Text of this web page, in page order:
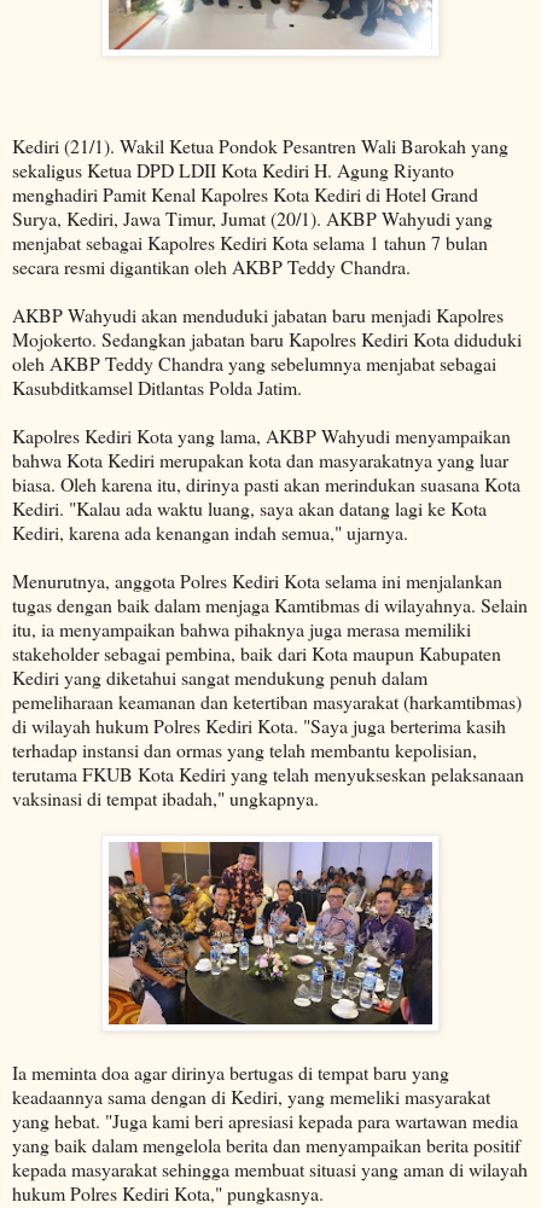
Kediri (21/1). Wakil Ketua Pondok Pesantren Wali Barokah yang
sekaligus Ketua DPD LDII Kota Kediri H. Agung Riyanto
menghadiri Pamit Kenal Kapolres Kota Kediri di Hotel Grand
Surya, Kediri, Jawa Timur, Jumat (20/1). AKBP Wahyudi yang
menjabat sebagai Kapolres Kediri Kota selama 1 tahun 7 bulan
secara resmi digantikan oleh AKBP Teddy Chandra.
AKBP Wahyudi akan menduduki jabatan baru menjadi Kapolres
Mojokerto. Sedangkan jabatan baru Kapolres Kediri Kota diduduki
oleh AKBP Teddy Chandra yang sebelumnya menjabat sebagai
Kasubditkamsel Ditlantas Polda Jatim.
Kapolres Kediri Kota yang lama, AKBP Wahyudi menyampaikan
bahwa Kota Kediri merupakan kota dan masyarakatnya yang luar
biasa. Oleh karena itu, dirinya pasti akan merindukan suasana Kota
Kediri. "Kalau ada waktu luang, saya akan datang lagi ke Kota
Kediri, karena ada kenangan indah semua," ujarnya.
Menurutnya, anggota Polres Kediri Kota selama ini menjalankan
tugas dengan baik dalam menjaga Kamtibmas di wilayahnya. Selain
itu, ia menyampaikan bahwa pihaknya juga merasa memiliki
stakeholder sebagai pembina, baik dari Kota maupun Kabupaten
Kediri yang diketahui sangat mendukung penuh dalam
pemeliharaan keamanan dan ketertiban masyarakat (harkamtibmas)
di wilayah hukum Polres Kediri Kota. "Saya juga berterima kasih
terhadap instansi dan ormas yang telah membantu kepolisian,
terutama FKUB Kota Kediri yang telah menyukseskan pelaksanaan
vaksinasi di tempat ibadah," ungkapnya.
Ia meminta doa agar dirinya bertugas di tempat baru yang
keadaannya sama dengan di Kediri, yang memeliki masyarakat
yang hebat. "Juga kami beri apresiasi kepada para wartawan media
yang baik dalam mengelola berita dan menyampaikan berita positif
kepada masyarakat sehingga membuat situasi yang aman di wilayah
hukum Polres Kediri Kota," pungkasnya.